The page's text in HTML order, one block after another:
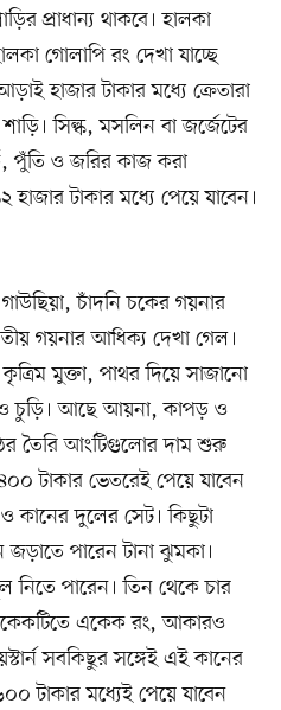
প্রাধান্য থাকবে। হালকা
গোলাপি রং দেখা যাচ্ছে
হাজার টাকার মধ্যে ক্রেতারা
সিল্ক, মসলিন বা জর্জেটের
পুঁতি ও জরির কাজ করা
টাকার মধ্যে পেয়ে যাবেন।
চাঁদনি চকের গয়নার
গয়নার আধিক্য দেখা গেল।
মুক্তা, পাথর দিয়ে সাজানো
ও চুড়ি। আছে আয়না, কাপড় ও
তৈরি আংটিগুলোর দাম শুরু
টাকার ভেতরেই পেয়ে যাবেন
কানের দুলের সেট। কিছুটা
পারেন টানা ঝুমকা।
নিতে পারেন। তিন থেকে চার
একেক রং, আকারও
সবকিছুর সঙ্গেই এই কানের
টাকার মধ্যেই পেয়ে যাবেন